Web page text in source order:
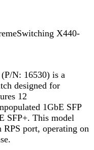
X440-
N: 16530) is a
designed for
12
1GbE SFP
SFP+. This model
port, operating on